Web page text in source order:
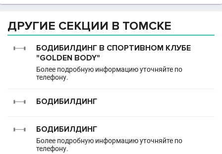
ДРУГИЕ СЕКЦИИ В ТОМСКЕ
БОДИБИЛДИНГ В СПОРТИВНОМ КЛУБЕ
"GOLDEN BODY"
Более подробную информацию уточняйте по
телефону.
БОДИБИЛДИНГ
БОДИБИЛДИНГ
Более подробную информацию уточняйте по
телефону.